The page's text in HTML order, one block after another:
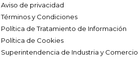
Aviso de privacidad
Términos y Condiciones
Política de Tratamiento de Información
Política de Cookies
Superintendencia de Industria y Comercio